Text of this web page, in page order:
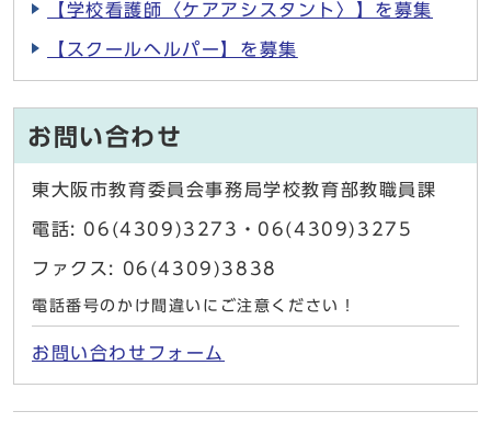
【学校看護師〈ケアアシスタント〉】を募集
【スクールヘルパー】を募集
お問い合わせ
東大阪市教育委員会事務局学校教育部教職員課
電話: 06(4309)3273・06(4309)3275
ファクス: 06(4309)3838
電話番号のかけ間違いにご注意ください！
お問い合わせフォーム